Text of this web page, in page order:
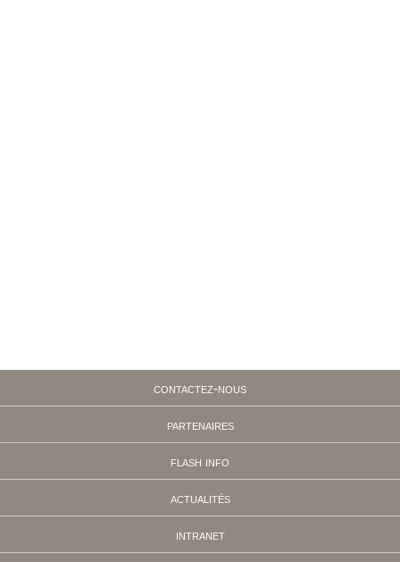
contactez-nous
partenaires
flash info
actualités
intranet